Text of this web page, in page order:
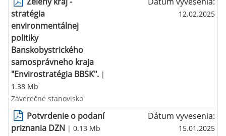
stratégia
environmentálnej
politiky
Banskobystrického
samosprávneho kraja
"Envirostratégia BBSK". |
1.38 Mb
12.02.2025
Záverečné stanovisko
Potvrdenie o podaní
priznania DZN | 0.13 Mb
Dátum vyvesenia:
15.01.2025